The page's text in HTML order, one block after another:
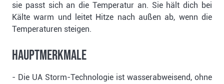
sie passt sich an die Temperatur an. Sie hält dich bei
Kälte warm und leitet Hitze nach außen ab, wenn die
Temperaturen steigen.
Hauptmerkmale
- Die UA Storm-Technologie ist wasserabweisend, ohne